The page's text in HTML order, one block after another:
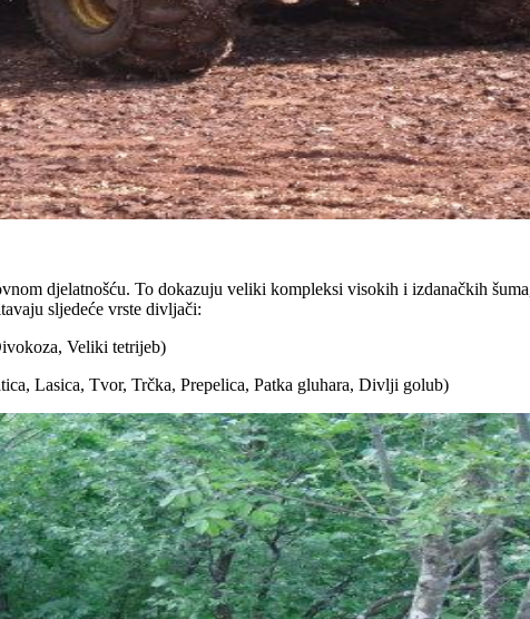
djelatnošću. To dokazuju veliki kompleksi visokih i izdanačkih
sljedeće vrste divljači:
Veliki tetrijeb)
Lasica, Tvor, Trčka, Prepelica, Patka gluhara, Divlji golub)